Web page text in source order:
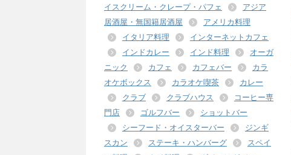
イスクリーム・クレープ・パフェ
アジア
居酒屋・無国籍居酒屋
アメリカ料理
イタリア料理
インターネットカフェ
インドカレー
インド料理
オーガ
ニック
カフェ カフェバー
カラ
オケボックス
カラオケ喫茶
カレー
クラブ
クラブハウス
コーヒー専
門店
ゴルフバー
ショットバー
シーフード・オイスターバー
ジンギ
スカン
ステーキ・ハンバーグ
スペイ